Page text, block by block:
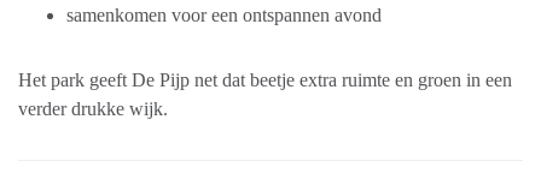
samenkomen voor een ontspannen avond
Het park geeft De Pijp net dat beetje extra ruimte en groen in een
verder drukke wijk.